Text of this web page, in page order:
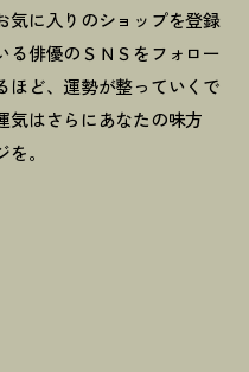
気に入りのショップを登録
る俳優のＳＮＳをフォロー
ほど、運勢が整っていくで
気はさらにあなたの味方
。